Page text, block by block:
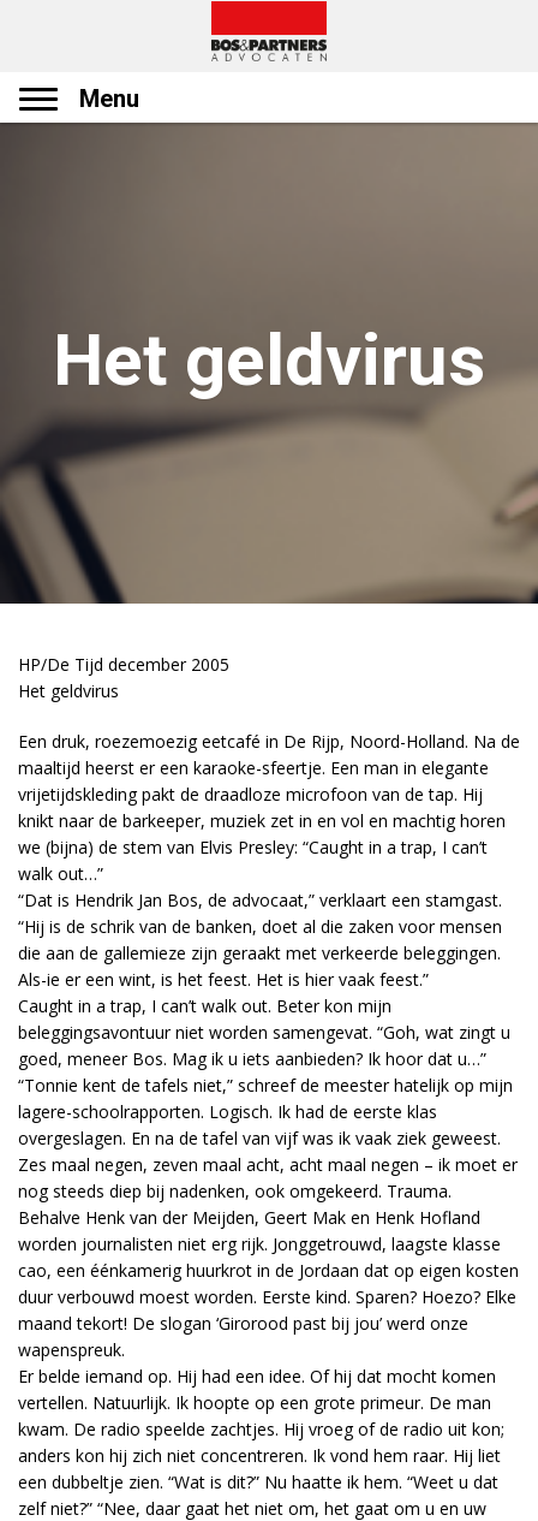
Menu
Het geldvirus
HP/De Tijd december 2005
Het geldvirus
Een druk, roezemoezig eetcafé in De Rijp, Noord-Holland. Na de
maaltijd heerst er een karaoke-sfeertje. Een man in elegante
vrijetijdskleding pakt de draadloze microfoon van de tap. Hij
knikt naar de barkeeper, muziek zet in en vol en machtig horen
we (bijna) de stem van Elvis Presley: “Caught in a trap, I can’t
walk out…”
“Dat is Hendrik Jan Bos, de advocaat,” verklaart een stamgast.
“Hij is de schrik van de banken, doet al die zaken voor mensen
die aan de gallemieze zijn geraakt met verkeerde beleggingen.
Als-ie er een wint, is het feest. Het is hier vaak feest.”
Caught in a trap, I can’t walk out. Beter kon mijn
beleggingsavontuur niet worden samengevat. “Goh, wat zingt u
goed, meneer Bos. Mag ik u iets aanbieden? Ik hoor dat u…”
“Tonnie kent de tafels niet,” schreef de meester hatelijk op mijn
lagere-schoolrapporten. Logisch. Ik had de eerste klas
overgeslagen. En na de tafel van vijf was ik vaak ziek geweest.
Zes maal negen, zeven maal acht, acht maal negen – ik moet er
nog steeds diep bij nadenken, ook omgekeerd. Trauma.
Behalve Henk van der Meijden, Geert Mak en Henk Hofland
worden journalisten niet erg rijk. Jonggetrouwd, laagste klasse
cao, een éénkamerig huurkrot in de Jordaan dat op eigen kosten
duur verbouwd moest worden. Eerste kind. Sparen? Hoezo? Elke
maand tekort! De slogan ‘Girorood past bij jou’ werd onze
wapenspreuk.
Er belde iemand op. Hij had een idee. Of hij dat mocht komen
vertellen. Natuurlijk. Ik hoopte op een grote primeur. De man
kwam. De radio speelde zachtjes. Hij vroeg of de radio uit kon;
anders kon hij zich niet concentreren. Ik vond hem raar. Hij liet
een dubbeltje zien. “Wat is dit?” Nu haatte ik hem. “Weet u dat
zelf niet?” “Nee, daar gaat het niet om, het gaat om u en uw